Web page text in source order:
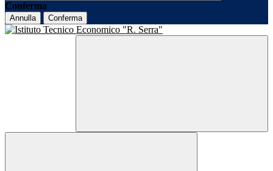
Conferma
Annulla Conferma